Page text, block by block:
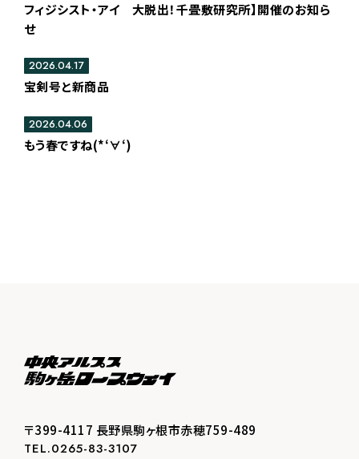
フィジシスト・アイ 大脱出！千畳敷研究所】開催のお知ら
せ
宝剣号と新商品
2026.04.17
もう春ですね(*‘∀‘)
2026.04.06
〒399-4117 長野県駒ヶ根市赤穂759-489
TEL.0265-83-3107